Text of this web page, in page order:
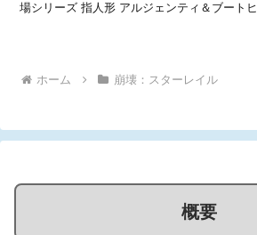
場シリーズ 指人形 アルジェンティ＆ブート
ホーム 崩壊：スターレイル
概要